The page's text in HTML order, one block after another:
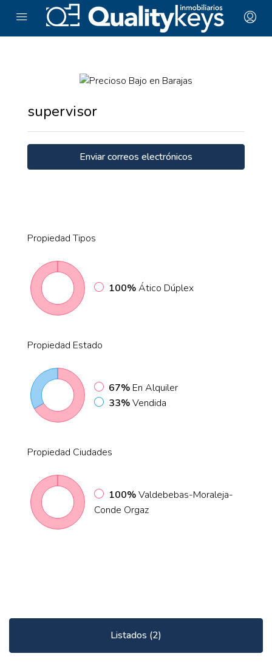
supervisor
Enviar correos electrónicos
PropiedadTipos
100%Ático Dúplex
Propiedad Estado
67% En Alquiler
33%Vendida
Propiedad Ciudades
100%Valdebebas-Moraleja-
Conde Orgaz
Listados (2)